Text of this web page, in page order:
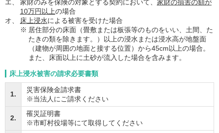
エ、
家財のみを保険の対象とする契約において、 家財の損害の額が
10万円以上の場合
オ、
床上浸水による被害を受けた場合
※ 居住部分の床面（畳敷または板張等のものをいい、土間、た
たきの類を除きます。）以上の浸水または浸水高が地盤面
（建物が周囲の地面と接する位置）から45cm以上の場合。
また、床面以上に土砂が流入した場合を含みます。
床上浸水被害の請求必要書類
1.
災害保険金請求書
※当法人にご請求ください
2.
罹災証明書
※市町村役場等にて取得してください